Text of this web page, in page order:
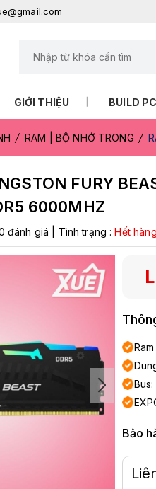
GIỚI THIỆU BUILD PC
RAM | BỘ NHỚ TRONG
FURY
6000MHZ
đánh giá Tình trạng :Hết hàng
Bảo